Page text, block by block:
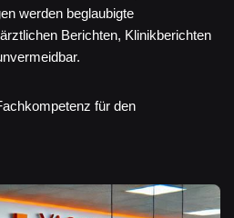
werden beglaubigte
Berichten, Klinikberichten
für den